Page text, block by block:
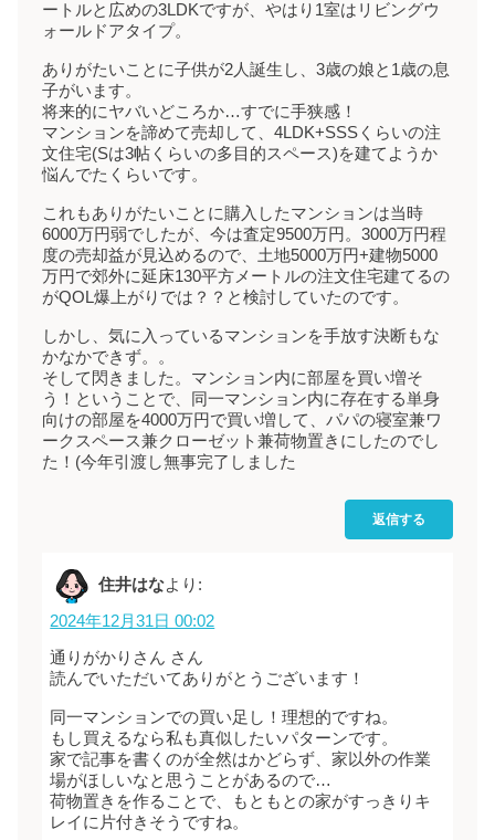
ートルと広めの3LDKですが、やはり1室はリビングウ
ォールドアタイプ。
ありがたいことに子供が2人誕生し、3歳の娘と1歳の息
子がいます。
将来的にヤバいどころか…すでに手狭感！
マンションを諦めて売却して、4LDK+SSSくらいの注
文住宅(Sは3帖くらいの多目的スペース)を建てようか
悩んでたくらいです。
これもありがたいことに購入したマンションは当時
6000万円弱でしたが、今は査定9500万円。3000万円程
度の売却益が見込めるので、土地5000万円+建物5000
万円で郊外に延床130平方メートルの注文住宅建てるの
がQOL爆上がりでは？？と検討していたのです。
しかし、気に入っているマンションを手放す決断もな
かなかできず。。
そして閃きました。マンション内に部屋を買い増そ
う！ということで、同一マンション内に存在する単身
向けの部屋を4000万円で買い増して、パパの寝室兼ワ
ークスペース兼クローゼット兼荷物置きにしたのでし
た！(今年引渡し無事完了しました
返信する
住井はなより:
2024年12月31日 00:02
通りがかりさん さん
読んでいただいてありがとうございます！
同一マンションでの買い足し！理想的ですね。
もし買えるなら私も真似したいパターンです。
家で記事を書くのが全然はかどらず、家以外の作業
場がほしいなと思うことがあるので…
荷物置きを作ることで、もともとの家がすっきりキ
レイに片付きそうですね。